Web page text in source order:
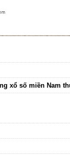
xổ số miền Nam